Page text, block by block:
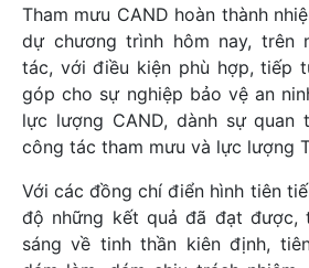
Tham mưu CAND hoàn thành
dự chương trình hôm nay, trên
tác, với điều kiện phù hợp, tiếp
góp cho sự nghiệp bảo vệ an
lực lượng CAND, dành sự
công tác tham mưu và lực lượng
Với các đồng chí điển hình tiên
độ những kết quả đã đạt được,
sáng về tinh thần kiên định,